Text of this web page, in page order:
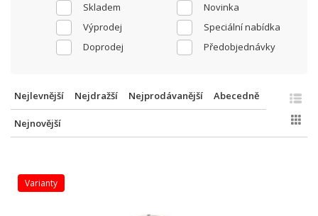
Skladem
Novinka
Výprodej
Speciální nabídka
Doprodej
Předobjednávky
Nejlevnější Nejdražší Nejprodávanější Abecedně
Nejnovější
varianty